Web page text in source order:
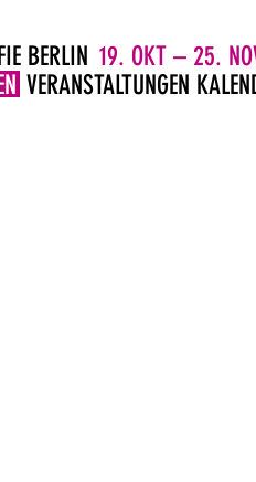
BERLIN 19. OKT – 25.
VERANSTALTUNGEN